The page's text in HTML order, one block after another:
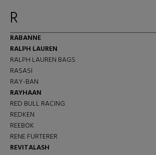
R
RABANNE
RALPH LAUREN
RALPH LAUREN BAGS
RASASI
RAY-BAN
RAYHAAN
RED BULL RACING
REDKEN
REEBOK
RENE FURTERER
REVITALASH